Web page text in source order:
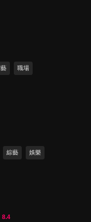
職場
綜藝 娛樂
8.4